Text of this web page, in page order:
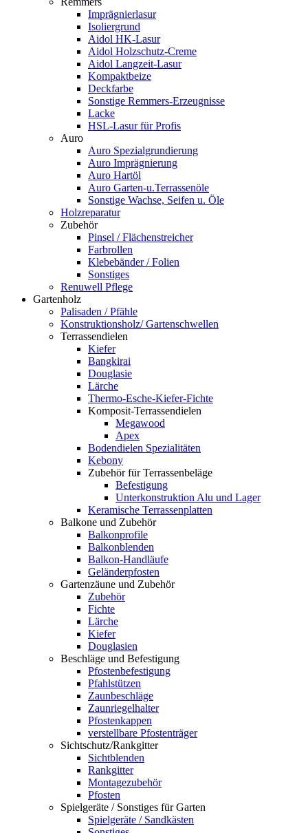
Imprägnierlasur
Isoliergrund
Aidol HK-Lasur
Aidol Holzschutz-Creme
Aidol Langzeit-Lasur
Kompaktbeize
Deckfarbe
Sonstige Remmers-Erzeugnisse
Lacke
HSL-Lasur für Profis
Auro
Auro Spezialgrundierung
Auro Imprägnierung
Auro Hartöl
Auro Garten-u.Terrassenöle
Sonstige Wachse, Seifen u. Öle
Holzreparatur
Zubehör
Pinsel / Flächenstreicher
Farbrollen
Klebebänder / Folien
Sonstiges
Renuwell Pflege
Gartenholz
Palisaden / Pfähle
Konstruktionsholz/ Gartenschwellen
Terrassendielen
Kiefer
Bangkirai
Douglasie
Lärche
Thermo-Esche-Kiefer-Fichte
Komposit-Terrassendielen
Megawood
Apex
Bodendielen Spezialitäten
Kebony
Zubehör für Terrassenbeläge
Befestigung
Unterkonstruktion Alu und Lager
Keramische Terrassenplatten
Balkone und Zubehör
Balkonprofile
Balkonblenden
Balkon-Handläufe
Geländerpfosten
Gartenzäune und Zubehör
Zubehör
Fichte
Lärche
Kiefer
Douglasien
Beschläge und Befestigung
Pfostenbefestigung
Pfahlstützen
Zaunbeschläge
Zaunriegelhalter
Pfostenkappen
verstellbare Pfostenträger
Sichtschutz/Rankgitter
Sichtblenden
Rankgitter
Montagezubehör
Pfosten
Spielgeräte / Sonstiges für Garten
Spielgeräte / Sandkästen